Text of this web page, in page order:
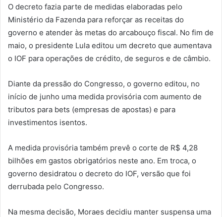
O decreto fazia parte de medidas elaboradas pelo
Ministério da Fazenda para reforçar as receitas do
governo e atender às metas do arcabouço fiscal. No fim de
maio, o presidente Lula editou um decreto que aumentava
o IOF para operações de crédito, de seguros e de câmbio.
Diante da pressão do Congresso, o governo editou, no
início de junho uma medida provisória com aumento de
tributos para bets (empresas de apostas) e para
investimentos isentos.
A medida provisória também prevê o corte de R$ 4,28
bilhões em gastos obrigatórios neste ano. Em troca, o
governo desidratou o decreto do IOF, versão que foi
derrubada pelo Congresso.
Na mesma decisão, Moraes decidiu manter suspensa uma